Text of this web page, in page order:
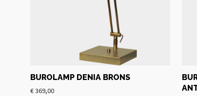
BUROLAMP DENIA BRONS
€369,00